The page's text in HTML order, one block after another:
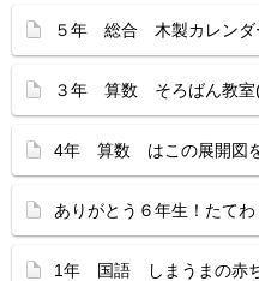
５年 総合 木製カレンダ
３年 算数 そろばん教室
4年 算数 はこの展開図
ありがとう６年生！たて
1年 国語 しまうまの赤